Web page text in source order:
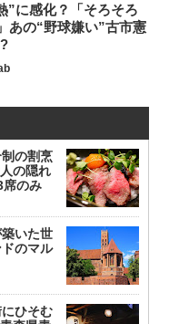
”に感化？「そろそろ
あの“野球嫌い”古市憲
制の割烹
の隠れ
席のみ
築いた世
のマル
にひそむ